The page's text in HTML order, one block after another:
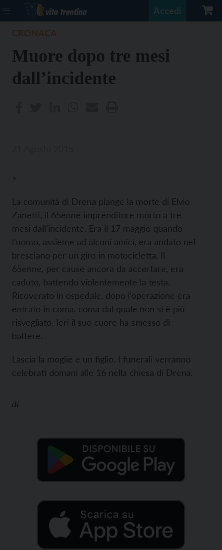
Accedi
Muore dopo tre mesi
dall’incidente
>
La comunità di Drena piange la morte di Elvio
Zanetti, il 65enne imprenditore morto a tre
mesi dall’incidente. Era il 17 maggio quando
l’uomo, assieme ad alcuni amici, era andato nel
bresciano per un giro in motocicletta. Il
65enne, per cause ancora da accertare, era
caduto, battendo violentemente la testa.
Ricoverato in ospedale, dopo l’operazione era
entrato in coma, coma dal quale non si è più
risvegliato. Ieri il suo cuore ha smesso di
battere.
Lascia la moglie e un figlio. I funerali verranno
celebrati domani alle 16 nella chiesa di Drena.
di